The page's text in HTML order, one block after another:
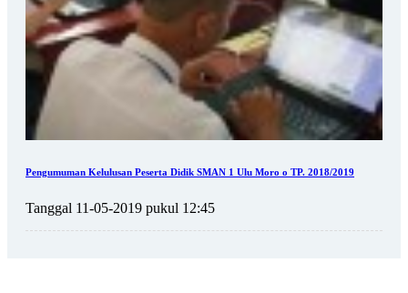
Pengumuman Kelulusan Peserta Didik SMAN 1 Ulu Moro o TP. 2018/2019
Tanggal 11-05-2019 pukul 12:45